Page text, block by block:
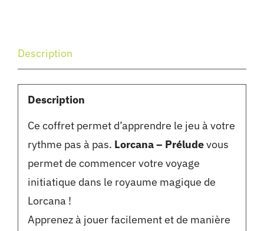
Description
Description
Ce coffret permet d’apprendre le jeu à votre
rythme pas à pas. Lorcana – Préludevous
permet de commencer votre voyage
initiatique dans le royaume magique de
Lorcana !
Apprenez à jouer facilement et de manière